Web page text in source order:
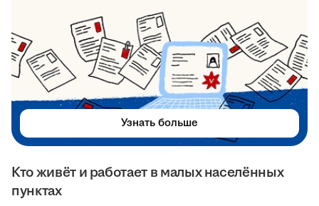
Кто живёт и работает в малых населённых
пунктах
Узнать больше